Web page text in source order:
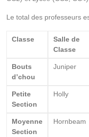
Le total des professeurs
Classe
Salle de
Classe
Bouts
d’chou
Juniper
Petite
Section
Holly
Moyenne
Section
Hornbeam